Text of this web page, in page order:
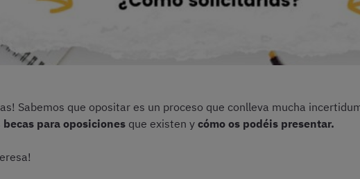
Sabemos que opositar es un proceso que conlleva mucha
becas para oposiciones que existen y cómo os podéis presentar.